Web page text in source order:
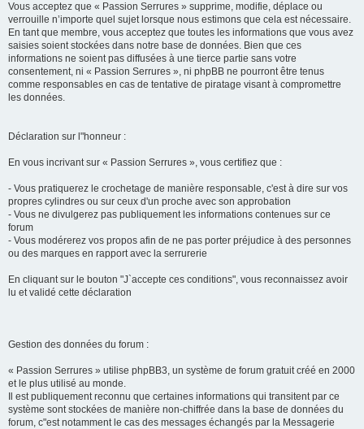
Vous acceptez que « Passion Serrures » supprime, modifie, déplace ou
verrouille n’importe quel sujet lorsque nous estimons que cela est nécessaire.
En tant que membre, vous acceptez que toutes les informations que vous avez
saisies soient stockées dans notre base de données. Bien que ces
informations ne soient pas diffusées à une tierce partie sans votre
consentement, ni « Passion Serrures », ni phpBB ne pourront être tenus
comme responsables en cas de tentative de piratage visant à compromettre
les données.
Déclaration sur l"honneur :
En vous incrivant sur « Passion Serrures », vous certifiez que :
- Vous pratiquerez le crochetage de manière responsable, c'est à dire sur vos
propres cylindres ou sur ceux d'un proche avec son approbation
- Vous ne divulgerez pas publiquement les informations contenues sur ce
forum
- Vous modérerez vos propos afin de ne pas porter préjudice à des personnes
ou des marques en rapport avec la serrurerie
En cliquant sur le bouton "J`accepte ces conditions", vous reconnaissez avoir
lu et validé cette déclaration
Gestion des données du forum :
« Passion Serrures » utilise phpBB3, un système de forum gratuit créé en 2000
et le plus utilisé au monde.
Il est publiquement reconnu que certaines informations qui transitent par ce
système sont stockées de manière non-chiffrée dans la base de données du
forum, c"est notamment le cas des messages échangés par la Messagerie